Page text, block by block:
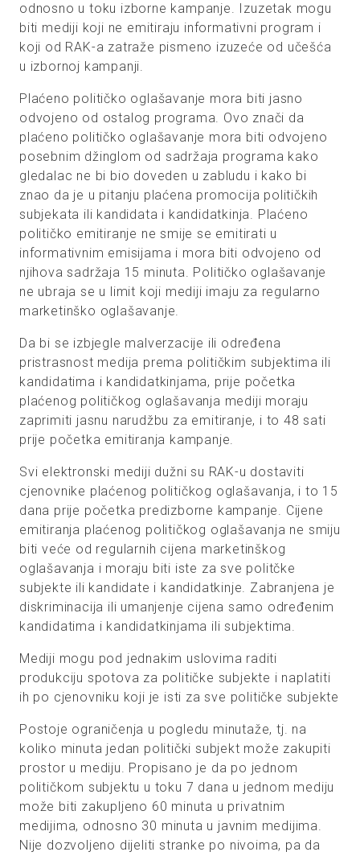
odnosno u toku izborne kampanje. Izuzetak mogu
biti mediji koji ne emitiraju informativni program i
koji od RAK-a zatraže pismeno izuzeće od učešća
u izbornoj kampanji.
Plaćeno političko oglašavanje mora biti jasno
odvojeno od ostalog programa. Ovo znači da
plaćeno političko oglašavanje mora biti odvojeno
posebnim džinglom od sadržaja programa kako
gledalac ne bi bio doveden u zabludu i kako bi
znao da je u pitanju plaćena promocija političkih
subjekata ili kandidata i kandidatkinja. Plaćeno
političko emitiranje ne smije se emitirati u
informativnim emisijama i mora biti odvojeno od
njihova sadržaja 15 minuta. Političko oglašavanje
ne ubraja se u limit koji mediji imaju za regularno
marketinško oglašavanje.
Da bi se izbjegle malverzacije ili određena
pristrasnost medija prema političkim subjektima ili
kandidatima i kandidatkinjama, prije početka
plaćenog političkog oglašavanja mediji moraju
zaprimiti jasnu narudžbu za emitiranje, i to 48 sati
prije početka emitiranja kampanje.
Svi elektronski mediji dužni su RAK-u dostaviti
cjenovnike plaćenog političkog oglašavanja, i to 15
dana prije početka predizborne kampanje. Cijene
emitiranja plaćenog političkog oglašavanja ne smiju
biti veće od regularnih cijena marketinškog
oglašavanja i moraju biti iste za sve politčke
subjekte ili kandidate i kandidatkinje. Zabranjena je
diskriminacija ili umanjenje cijena samo određenim
kandidatima i kandidatkinjama ili subjektima.
Mediji mogu pod jednakim uslovima raditi
produkciju spotova za političke subjekte i naplatiti
ih po cjenovniku koji je isti za sve političke subjekte
Postoje ograničenja u pogledu minutaže, tj. na
koliko minuta jedan politički subjekt može zakupiti
prostor u mediju. Propisano je da po jednom
političkom subjektu u toku 7 dana u jednom mediju
može biti zakupljeno 60 minuta u privatnim
medijima, odnosno 30 minuta u javnim medijima.
Nije dozvoljeno dijeliti stranke po nivoima, pa da